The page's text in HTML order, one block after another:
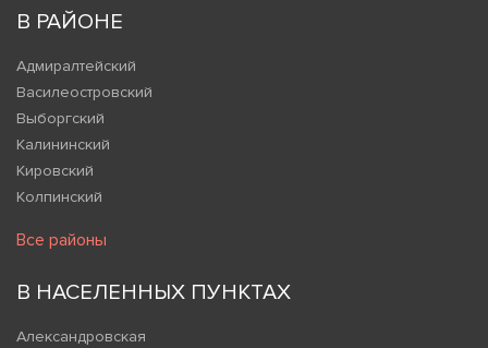
В РАЙОНЕ
Адмиралтейский
Василеостровский
Выборгский
Калининский
Кировский
Колпинский
Все районы
В НАСЕЛЕННЫХ ПУНКТАХ
Александровская